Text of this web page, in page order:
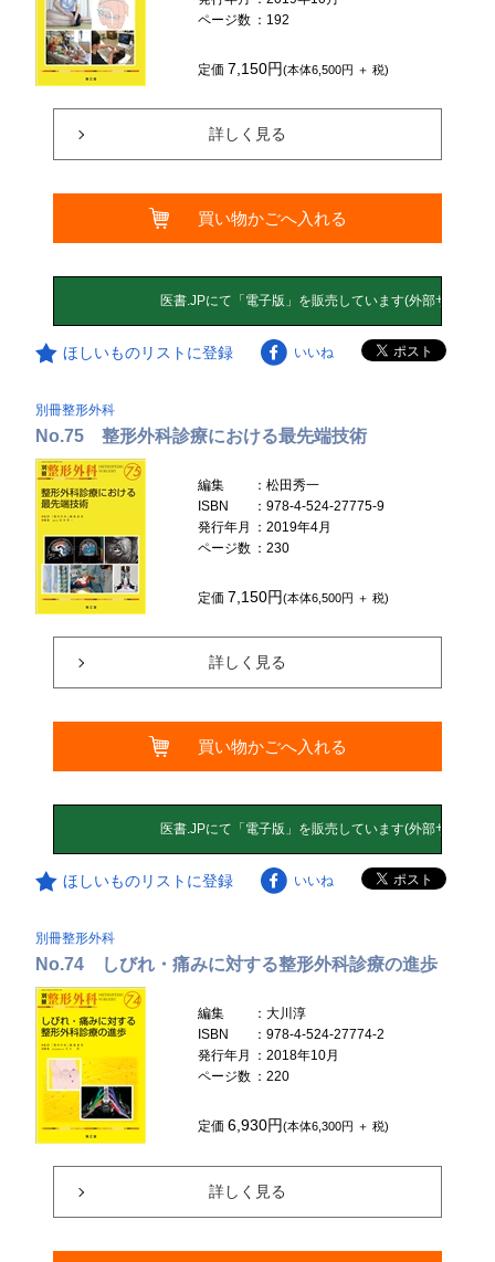
ページ数 ：192
定価 7,150円(本体6,500円 ＋ 税)
詳しく見る
買い物かごへ入れる
ほしいものリストに登録 いいね
別冊整形外科
No.75 整形外科診療における最先端技術
編集
：松田秀一
ISBN
：978-4-524-27775-9
発行年月
：2019年4月
ページ数 ：230
定価 7,150円(本体6,500円 ＋ 税)
詳しく見る
買い物かごへ入れる
ほしいものリストに登録 いいね
別冊整形外科
No.74 しびれ・痛みに対する整形外科診療の進歩
編集
：大川淳
ISBN
：978-4-524-27774-2
発行年月
：2018年10月
ページ数 ：220
定価6,930円(本体6,300円 ＋ 税)
詳しく見る